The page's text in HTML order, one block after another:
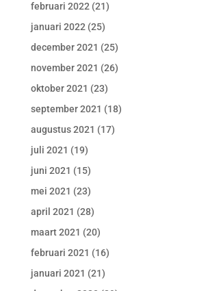
februari 2022 (21)
januari 2022 (25)
december 2021 (25)
november 2021 (26)
oktober 2021 (23)
september 2021 (18)
augustus 2021 (17)
juli 2021 (19)
juni 2021 (15)
mei 2021 (23)
april 2021 (28)
maart 2021 (20)
februari 2021 (16)
januari 2021 (21)